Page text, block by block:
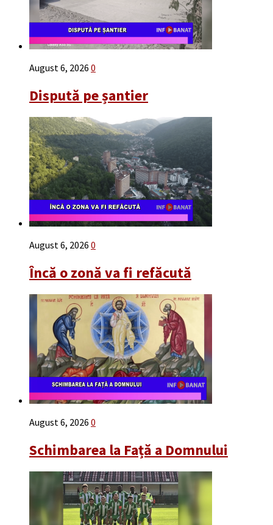
August 6, 2026 0
Dispută pe șantier
August 6, 2026 0
Încă o zonă va fi refăcută
August 6, 2026 0
Schimbarea la Față a Domnului